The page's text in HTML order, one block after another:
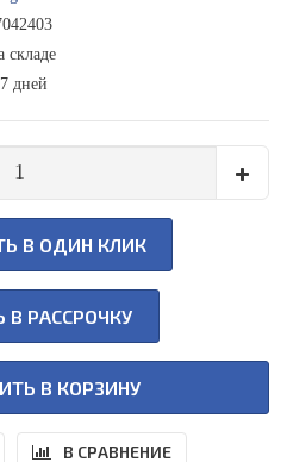
складе
дней
В ОДИН КЛИК
В РАССРОЧКУ
В КОРЗИНУ
В СРАВНЕНИЕ